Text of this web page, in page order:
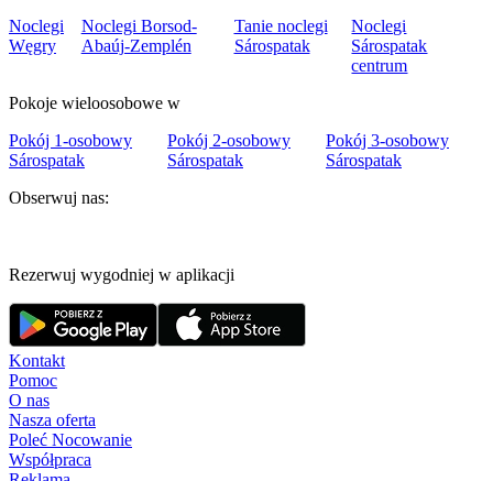
Noclegi
Węgry
Noclegi Borsod-
Abaúj-Zemplén
Tanie noclegi
Sárospatak
Noclegi
Sárospatak
centrum
Pokoje wieloosobowe w
Pokój 1-osobowy
Sárospatak
Pokój 2-osobowy
Sárospatak
Pokój 3-osobowy
Sárospatak
Obserwuj nas:
Rezerwuj wygodniej w aplikacji
Kontakt
Pomoc
O nas
Nasza oferta
Poleć Nocowanie
Współpraca